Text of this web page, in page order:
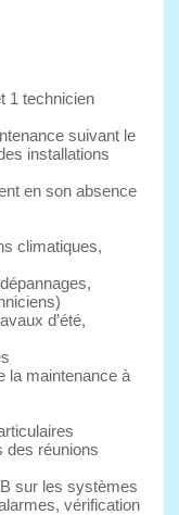
1 technicien
suivant le
installations
en son absence
climatiques,
d’été,
la maintenance à
des réunions
sur les systèmes
vérification